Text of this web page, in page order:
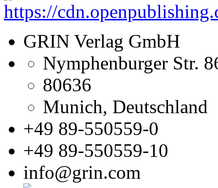
GRIN Verlag GmbH
Nymphenburger Str.
80636
Munich, Deutschland
+49 89-550559-0
+49 89-550559-10
info@grin.com